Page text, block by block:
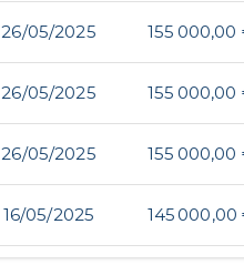
26/05/2025 155 000,00
26/05/2025 155 000,00
26/05/2025 155 000,00
16/05/2025 145 000,00